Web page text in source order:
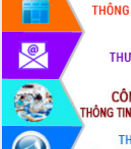
Hội nghị triển khai kết nối mạng
truyền số liệu chuyên dùng phục vụ cơ
quan Đảng, Nhà nước
Lễ phát động chuỗi hoạt động chung
tay làm sạch môi trường
Xã Ea Kar bước chuyển mình trong
công tác cải cách hành chính mô hình
mới
UBND tỉnh họp báo định kỳ tháng 4
năm 2026
Hội thảo khoa học “Giải pháp thúc đẩy
phát triển nền kinh tế xanh tại tỉnh
Đắk Lắk”
Tăng cường giám sát, đôn đốc thực